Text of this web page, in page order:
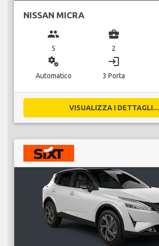
NISSAN MICRA
group
5
business_center
2
miscellaneous_services
Automatico
login
3 Porta
VISUALIZZA I DETTAGLI...